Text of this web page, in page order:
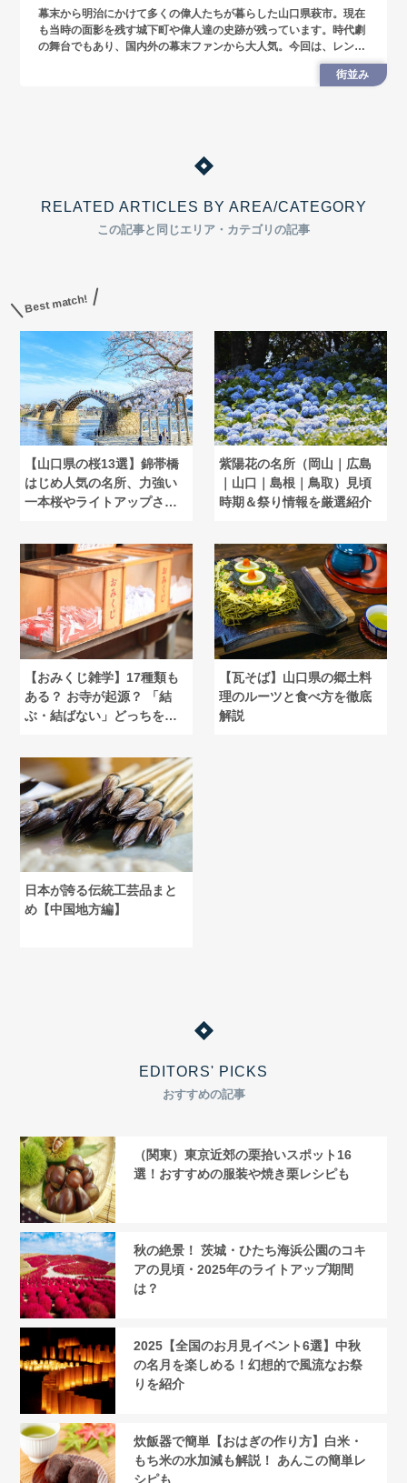
幕末から明治にかけて多くの偉人たちが暮らした山口県萩市。現在
も当時の面影を残す城下町や偉人達の史跡が残っています。時代劇
の舞台でもあり、国内外の幕末ファンから大人気。今回は、レンタ
サイクルを使用した山口県萩市の史跡日帰り観光ルートを紹介しま
街並み
RELATED ARTICLES BY AREA/CATEGORY
この記事と同じエリア・カテゴリの記事
Best match!
【山口県の桜13選】錦帯橋
はじめ人気の名所、力強い
一本桜やライトアップされ
紫陽花の名所（岡山｜広島
｜山口｜島根｜鳥取）見頃
時期＆祭り情報を厳選紹介
【おみくじ雑学】17種類も
ある？ お寺が起源？ 「結
ぶ・結ばない」どっちを選
【瓦そば】山口県の郷土料
理のルーツと食べ方を徹底
解説
日本が誇る伝統工芸品まと
め【中国地方編】
EDITORS' PICKS
おすすめの記事
（関東）東京近郊の栗拾いスポット16
選！おすすめの服装や焼き栗レシピも
秋の絶景！ 茨城・ひたち海浜公園のコキ
アの見頃・2025年のライトアップ期間
は？
2025【全国のお月見イベント6選】中秋
の名月を楽しめる！幻想的で風流なお祭
りを紹介
炊飯器で簡単【おはぎの作り方】白米・
もち米の水加減も解説！ あんこの簡単レ
シピも